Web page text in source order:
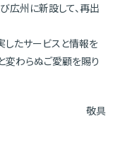
広州に新設して、再出
したサービスと情報を
変わらぬご愛顧を賜り
敬具